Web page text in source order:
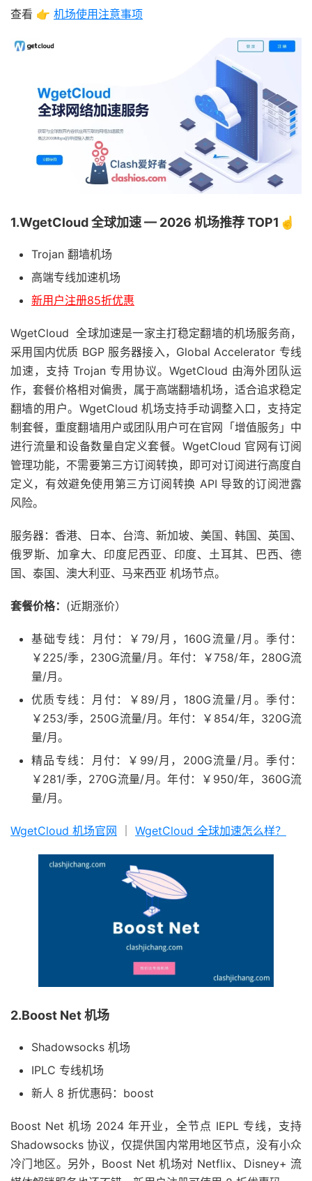
查看 👉 机场使用注意事项
1.WgetCloud 全球加速 — 2026 机场推荐 TOP1☝️
Trojan 翻墙机场
高端专线加速机场
新用户注册85折优惠
WgetCloud 全球加速是一家主打稳定翻墙的机场服务商，
采用国内优质 BGP 服务器接入，Global Accelerator 专线
加速，支持 Trojan 专用协议。WgetCloud 由海外团队运
作，套餐价格相对偏贵，属于高端翻墙机场，适合追求稳定
翻墙的用户。WgetCloud 机场支持手动调整入口，支持定
制套餐，重度翻墙用户或团队用户可在官网「增值服务」中
进行流量和设备数量自定义套餐。WgetCloud 官网有订阅
管理功能，不需要第三方订阅转换，即可对订阅进行高度自
定义，有效避免使用第三方订阅转换 API 导致的订阅泄露
风险。
服务器：香港、日本、台湾、新加坡、美国、韩国、英国、
俄罗斯、加拿大、印度尼西亚、印度、土耳其、巴西、德
国、泰国、澳大利亚、马来西亚 机场节点。
套餐价格： (近期涨价）
基础专线：月付：￥79/月，160G流量/月。季付：
￥225/季，230G流量/月。年付：￥758/年，280G流
量/月。
优质专线：月付：￥89/月，180G流量/月。季付：
￥253/季，250G流量/月。年付：￥854/年，320G流
量/月。
精品专线：月付：￥99/月，200G流量/月。季付：
￥281/季，270G流量/月。年付：￥950/年，360G流
量/月。
WgetCloud 机场官网 WgetCloud 全球加速怎么样？
2.Boost Net 机场
Shadowsocks 机场
IPLC 专线机场
新人 8 折优惠码：boost
Boost Net 机场 2024 年开业，全节点 IEPL 专线，支持
Shadowsocks 协议，仅提供国内常用地区节点，没有小众
冷门地区。另外，Boost Net 机场对 Netflix、Disney+ 流